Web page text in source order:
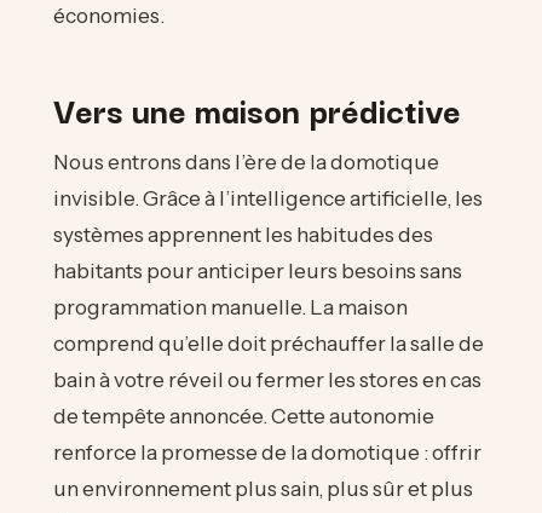
économies.
Vers une maison prédictive
Nous entrons dans l’ère de la domotique
invisible. Grâce à l’intelligence artificielle, les
systèmes apprennent les habitudes des
habitants pour anticiper leurs besoins sans
programmation manuelle. La maison
comprend qu’elle doit préchauffer la salle de
bain à votre réveil ou fermer les stores en cas
de tempête annoncée. Cette autonomie
renforce la promesse de la domotique : offrir
un environnement plus sain, plus sûr et plus